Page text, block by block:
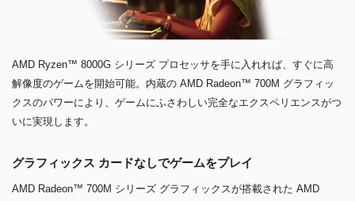
AMD Ryzen™ 8000G シリーズ プロセッサを手に入れれば、すぐに高
解像度のゲームを開始可能。内蔵の AMD Radeon™ 700M グラフィッ
クスのパワーにより、ゲームにふさわしい完全なエクスペリエンスがつ
いに実現します。
グラフィックス カードなしでゲームをプレイ
AMD Radeon™ 700M シリーズ グラフィックスが搭載された AMD